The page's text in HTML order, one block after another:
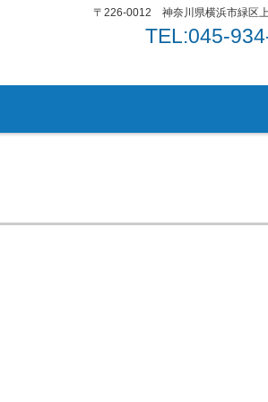
〒226-0012 神奈川県横浜市緑区
TEL:045-